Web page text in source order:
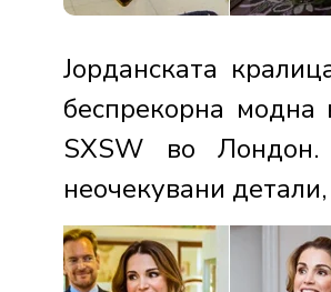
Јорданската
беспрекорна модна
SXSW во Лондон.
неочекувани